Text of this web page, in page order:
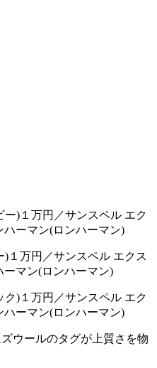
)１万円／サンスペル エク
ハーマン(ロンハーマン)
１万円／サンスペル エクス
ーマン(ロンハーマン)
)１万円／サンスペル エク
ハーマン(ロンハーマン)
ウールのタグが上質さを物